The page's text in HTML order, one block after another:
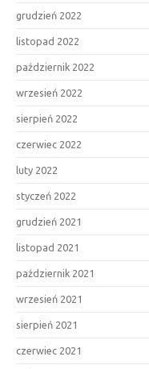
grudzień 2022
listopad 2022
październik 2022
wrzesień 2022
sierpień 2022
czerwiec 2022
luty 2022
styczeń 2022
grudzień 2021
listopad 2021
październik 2021
wrzesień 2021
sierpień 2021
czerwiec 2021